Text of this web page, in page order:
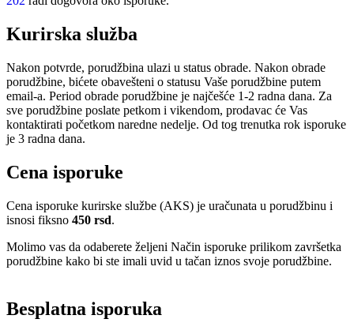
Kurirska služba
Nakon potvrde, porudžbina ulazi u status obrade. Nakon obrade
porudžbine, bićete obavešteni o statusu Vaše porudžbine putem
email-a. Period obrade porudžbine je najčešće 1-2 radna dana. Za
sve porudžbine poslate petkom i vikendom, prodavac će Vas
kontaktirati početkom naredne nedelje. Od tog trenutka rok isporuke
je 3 radna dana.
Cena isporuke
Cena isporuke kurirske službe (AKS) je uračunata u porudžbinu i
isnosi fiksno 450 rsd.
Molimo vas da odaberete željeni Način isporuke prilikom završetka
porudžbine kako bi ste imali uvid u tačan iznos svoje porudžbine.
Besplatna isporuka